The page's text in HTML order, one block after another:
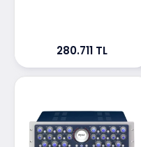
280.711 TL